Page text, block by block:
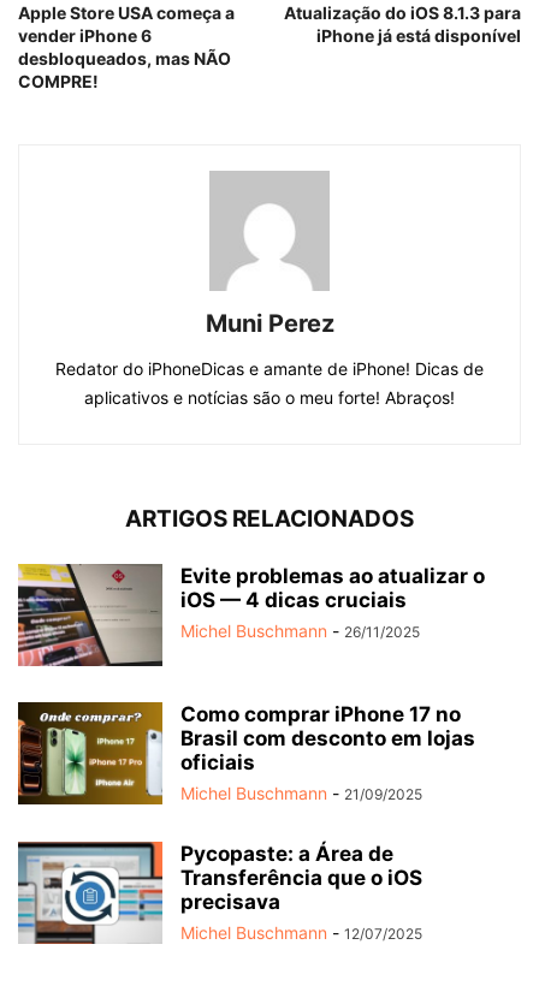
Apple Store USA começa a
vender iPhone 6
desbloqueados, mas NÃO
COMPRE!
Atualização do iOS 8.1.3 para
iPhone já está disponível
Muni Perez
Redator do iPhoneDicas e amante de iPhone! Dicas de
aplicativos e notícias são o meu forte! Abraços!
ARTIGOS RELACIONADOS
Evite problemas ao atualizar o
iOS — 4 dicas cruciais
Michel Buschmann - 26/11/2025
Como comprar iPhone 17 no
Brasil com desconto em lojas
oficiais
Michel Buschmann - 21/09/2025
Pycopaste: a Área de
Transferência que o iOS
precisava
Michel Buschmann - 12/07/2025